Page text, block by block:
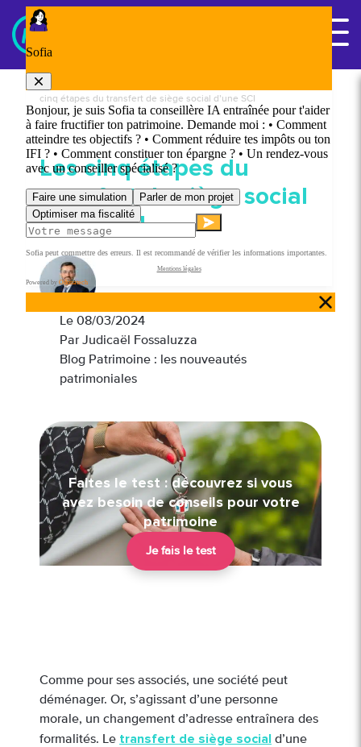
Panneau de gestion des cookies
Accueil
cinq étapes du transfert de siège social d’une SCI
Les cinq étapes du
transfert de siège social
d’une SCI
Le 08/03/2024
Par Judicaël Fossaluzza
Blog Patrimoine : les nouveautés
patrimoniales
Faites le test : découvrez si vous
avez besoin de conseils pour votre
patrimoine
Je fais le test
Comme pour ses associés, une société peut
déménager. Or, s’agissant d’une personne
morale, un changement d’adresse entraînera des
formalités. Le transfert de siège social d’une